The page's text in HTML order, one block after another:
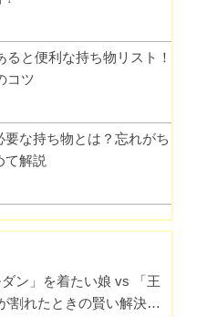
と便利な持ち物リスト！
コツ
な持ち物とは？忘れがち
て解説
ン」を着たい娘 vs 「王
割れたときの賢い解決ワ